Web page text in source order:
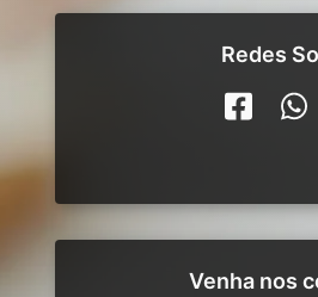
Redes
Venha nos